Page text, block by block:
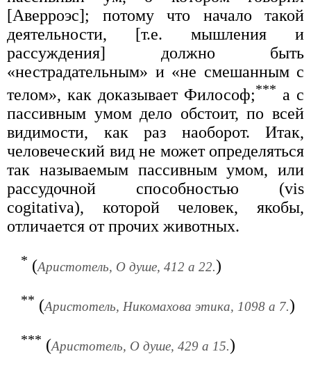
[Аверроэс]; потому что начало такой
деятельности, [т.е. мышления и
рассуждения] должно быть
«нестрадательным» и «не смешанным с
телом», как доказывает Философ;*** а с
пассивным умом дело обстоит, по всей
видимости, как раз наоборот. Итак,
человеческий вид не может определяться
так называемым пассивным умом, или
рассудочной способностью (vis
cogitativa), которой человек, якобы,
отличается от прочих животных.
* (Аристотель, О душе, 412 а 22.)
** (Аристотель, Никомахова этика, 1098 а 7.)
*** (Аристотель, О душе, 429 а 15.)